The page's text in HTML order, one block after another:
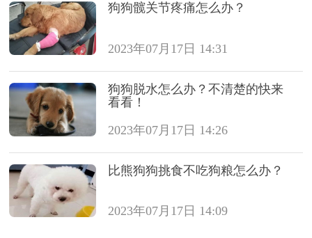
狗狗髋关节疼痛怎么办？
2023年07月17日 14:31
狗狗脱水怎么办？不清楚的快来
看看！
2023年07月17日 14:26
比熊狗狗挑食不吃狗粮怎么办？
2023年07月17日 14:09